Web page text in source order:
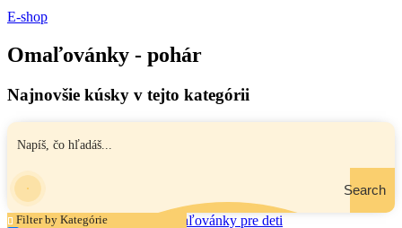
E-shop
Omaľovánky - pohár
Najnovšie kúsky v tejto kategórii
Search
Filter by Kategórie